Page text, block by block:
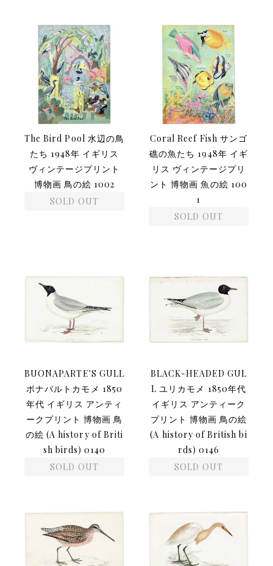
The Bird Pool 水辺の鳥
たち 1948年 イギリス
ヴィンテージプリント
博物画 鳥の絵 1002
SOLD OUT
Coral Reef Fish サンゴ
礁の魚たち 1948年 イギ
リス ヴィンテージプリ
ント 博物画 魚の絵 100
1
SOLD OUT
BUONAPARTE'S GULL
ボナパルトカモメ 1850
年代 イギリス アンティ
ークプリント 博物画 鳥
の絵 (A history of Briti
sh birds) 0140
SOLD OUT
BLACK-HEADED GUL
L ユリカモメ 1850年代
イギリス アンティーク
プリント 博物画 鳥の絵
(A history of British bi
rds) 0146
SOLD OUT